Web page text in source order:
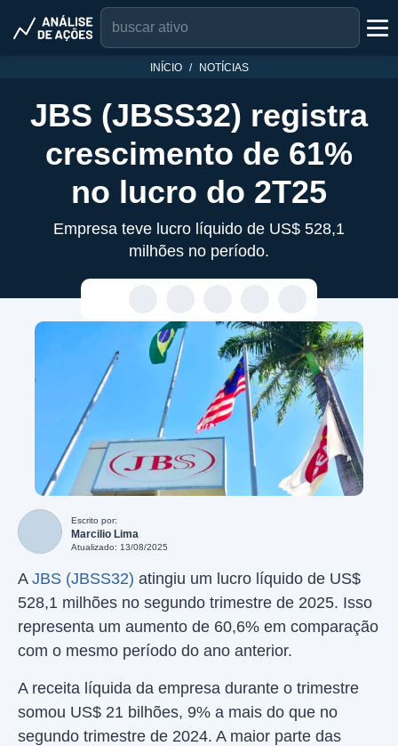
INÍCIO NOTÍCIAS
JBS (JBSS32) registra
crescimento de 61%
no lucro do 2T25
Empresa teve lucro líquido de US$ 528,1
milhões no período.
Escrito por:
Marcilio Lima
Atualizado: 13/08/2025
A JBS (JBSS32) atingiu um lucro líquido de US$
528,1 milhões no segundo trimestre de 2025. Isso
representa um aumento de 60,6% em comparação
com o mesmo período do ano anterior.
A receita líquida da empresa durante o trimestre
somou US$ 21 bilhões, 9% a mais do que no
segundo trimestre de 2024. A maior parte das